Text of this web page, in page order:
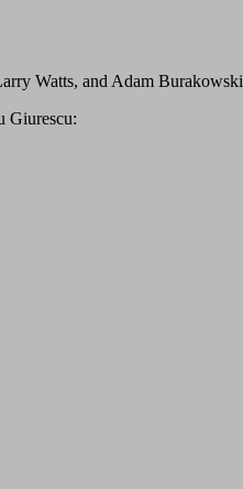
Watts, and Adam Burakowski
Giurescu: